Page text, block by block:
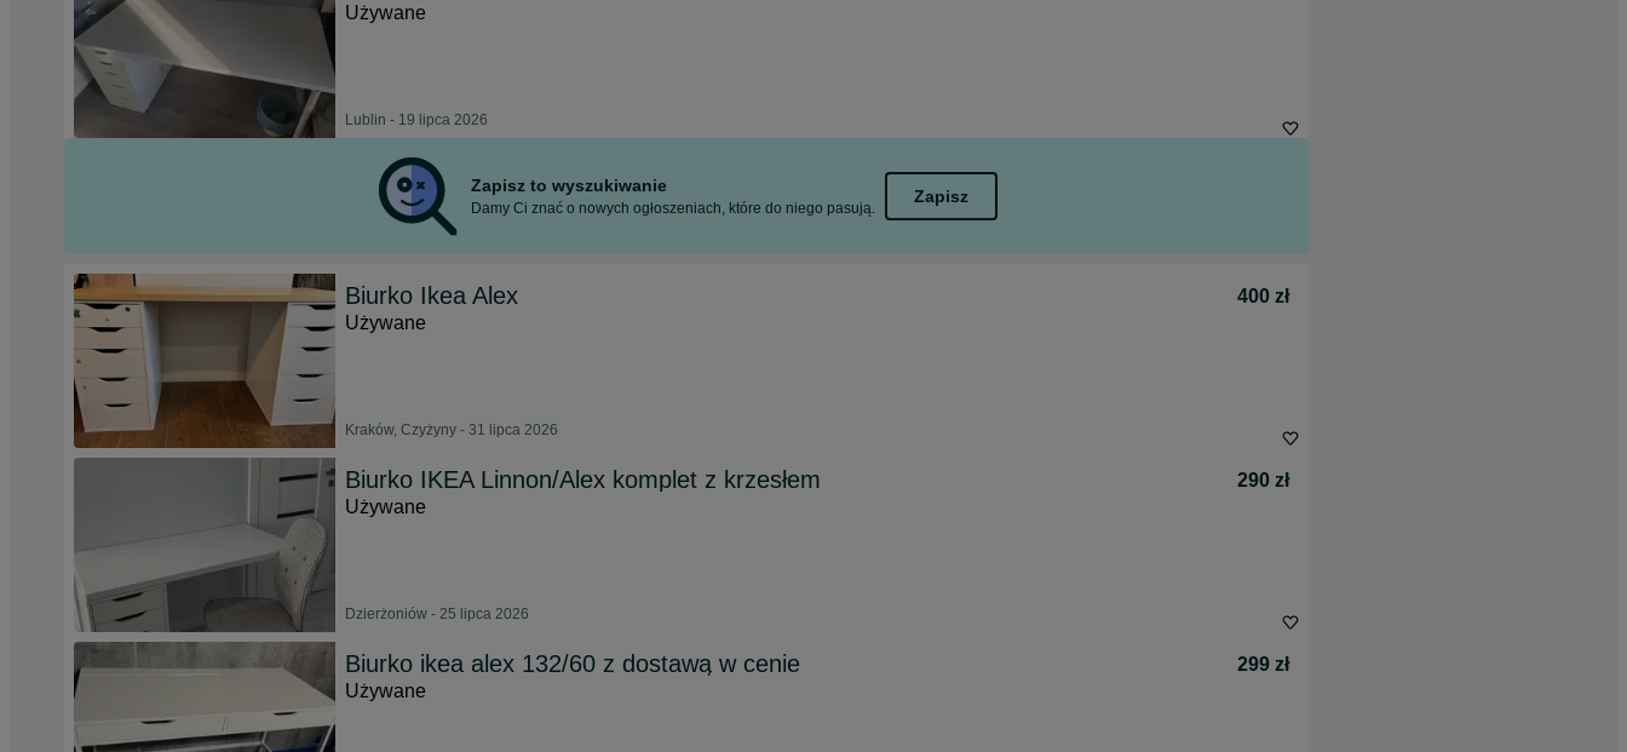
Używane
Lublin - 19 lipca 2026
Zapisz to wyszukiwanie
Damy Ci znać o nowych ogłoszeniach, które do niego pasują.
Zapisz
Biurko Ikea Alex
400 zł
Używane
Kraków, Czyżyny - 31 lipca 2026
Biurko IKEA Linnon/Alex komplet z krzesłem
290 zł
Używane
Dzierżoniów - 25 lipca 2026
Biurko ikea alex 132/60 z dostawą w cenie
299 zł
Używane